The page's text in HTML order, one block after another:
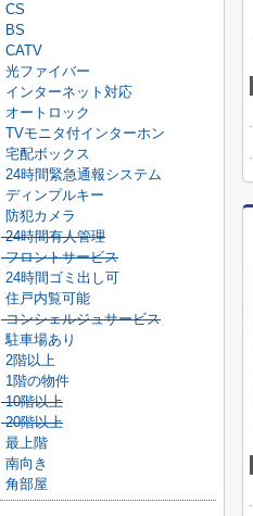
CS
BS
CATV
光ファイバー
インターネット対応
オートロック
TVモニタ付インターホン
宅配ボックス
24時間緊急通報システム
ディンプルキー
防犯カメラ
24時間有人管理
フロントサービス
24時間ゴミ出し可
住戸内覧可能
コンシェルジュサービス
駐車場あり
2階以上
1階の物件
10階以上
20階以上
最上階
南向き
角部屋